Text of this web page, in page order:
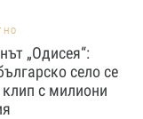
„Одисея“:
село се
с милиони